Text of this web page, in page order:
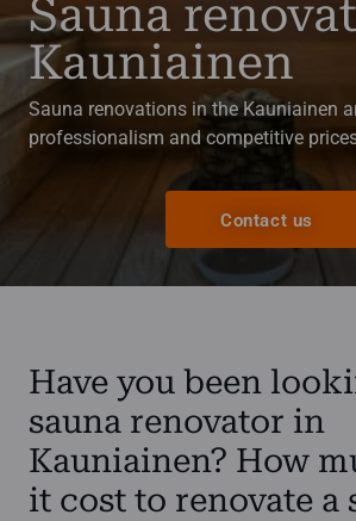
Sauna
Kauniainen
Sauna renovations in the Kauniainen
professionalism and competitive
Contact us
Have you been
sauna renovator in
Kauniainen? How
it cost to renovate a